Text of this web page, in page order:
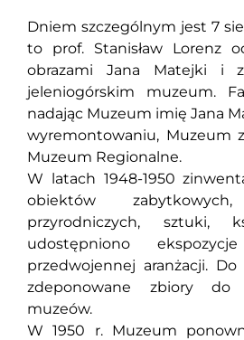
Dniem szczególnym jest 7
to prof. Stanisław Lorenz
obrazami Jana Matejki i
jeleniogórskim muzeum.
nadając Muzeum imię Jana
wyremontowaniu, Muzeum
Muzeum Regionalne.
W latach 1948-1950
obiektów zabytkowych,
przyrodniczych, sztuki,
udostępniono
przedwojennej aranżacji.
zdeponowane zbiory do
muzeów.
W 1950 r. Muzeum